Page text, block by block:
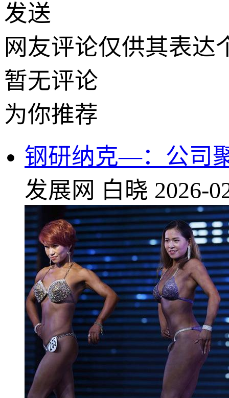
发送
网友评论仅供其表达
暂无评论
为你推荐
钢研纳克—：公司
发展网 白晓 2026-